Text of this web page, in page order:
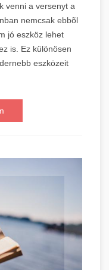
venni a versenyt a
nemcsak ebbõl
jó eszköz lehet
is. Ez különösen
eszközeit